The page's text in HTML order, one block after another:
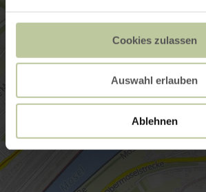
Cookies zulassen
Auswahl erlauben
Ablehnen